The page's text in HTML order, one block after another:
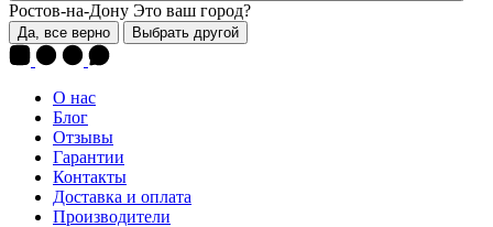
Ростов-на-Дону Это ваш город?
Да, все верно Выбрать другой
О нас
Блог
Отзывы
Гарантии
Контакты
Доставка и оплата
Производители